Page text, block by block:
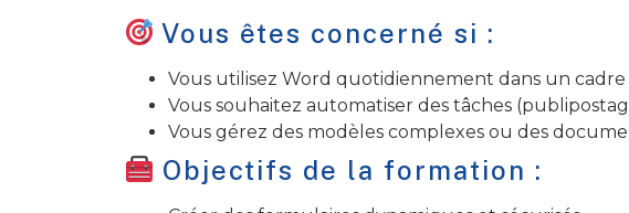
Vous êtes concerné si :
Vous utilisez Word quotidiennement dans un cadre
Vous souhaitez automatiser des tâches
Vous gérez des modèles complexes ou des
Objectifs de la formation :